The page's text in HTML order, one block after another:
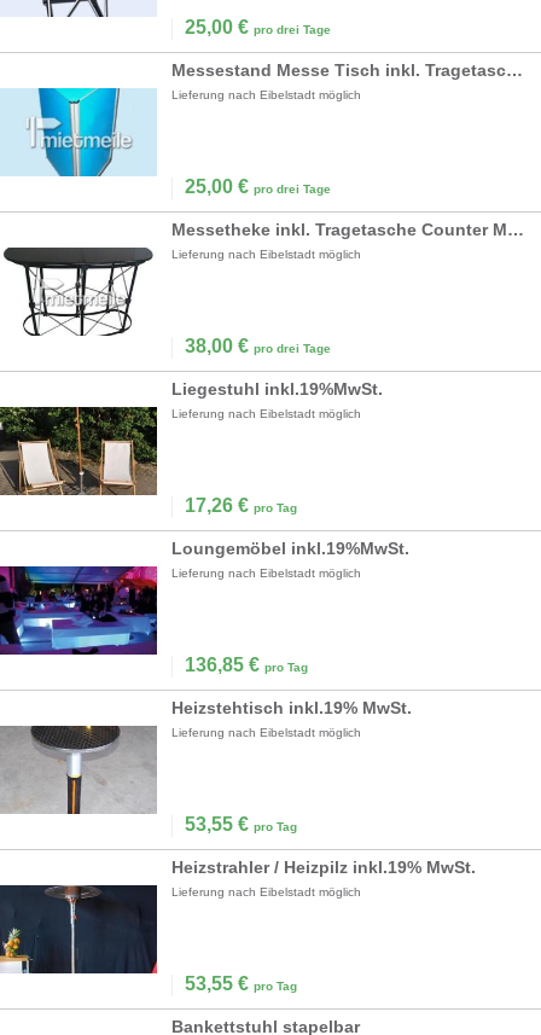
25,00 € pro drei Tage
Messestand Messe Tisch inkl. Tragetasche mobil
Lieferung nach Eibelstadt möglich
25,00 € pro drei Tage
Messetheke inkl. Tragetasche Counter Messestand
Lieferung nach Eibelstadt möglich
38,00 € pro drei Tage
Liegestuhl inkl.19%MwSt.
Lieferung nach Eibelstadt möglich
17,26 € pro Tag
Loungemöbel inkl.19%MwSt.
Lieferung nach Eibelstadt möglich
136,85 € pro Tag
Heizstehtisch inkl.19% MwSt.
Lieferung nach Eibelstadt möglich
53,55 € pro Tag
Heizstrahler / Heizpilz inkl.19% MwSt.
Lieferung nach Eibelstadt möglich
53,55 € pro Tag
Bankettstuhl stapelbar